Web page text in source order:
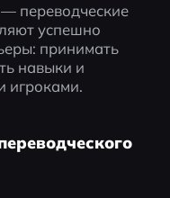
переводческие
успешно
принимать
навыки и
игроками.